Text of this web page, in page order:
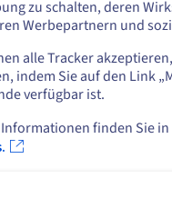
Floating IP öffentlich
dar. Eine Floating
Loadbalancers
der Traffic zwischen
der aktuellen Website
andere Website wählen
zu schalten, deren
Werbepartnern und
alle Tracker
indem Sie auf den Link
verfügbar ist.
finden Sie